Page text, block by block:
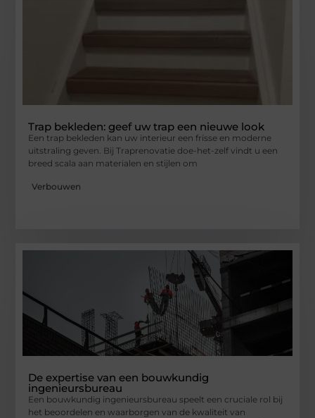
Trap bekleden: geef uw trap een nieuwe look
Een trap bekleden kan uw interieur een frisse en moderne
uitstraling geven. Bij Traprenovatie doe-het-zelf vindt u een
breed scala aan materialen en stijlen om
Verbouwen
De expertise van een bouwkundig
ingenieursbureau
Een bouwkundig ingenieursbureau speelt een cruciale rol bij
het beoordelen en waarborgen van de kwaliteit van